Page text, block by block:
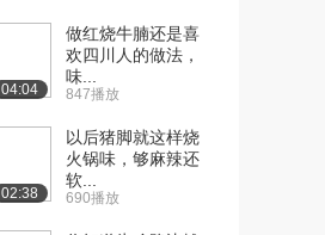
04:04
做红烧牛腩还是喜
欢四川人的做法，
味...
847播放
02:38
以后猪脚就这样烧
火锅味，够麻辣还
软...
690播放